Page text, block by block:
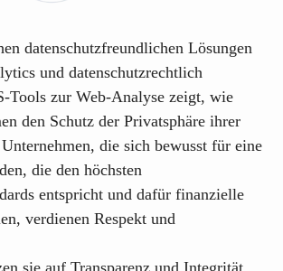
datenschutzfreundlichen Lösungen
und datenschutzrechtlich
Tools zur Web-Analyse zeigt, wie
den Schutz der Privatsphäre ihrer
die sich bewusst für eine
die den höchsten
entspricht und dafür finanzielle
verdienen Respekt und
sie auf Transparenz und Integrität.